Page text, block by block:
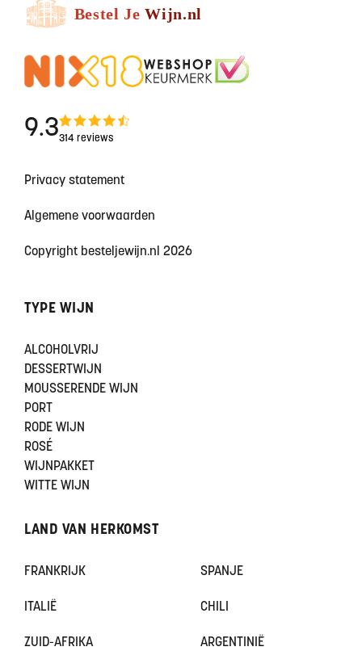
9.3314 reviews
Privacy statement
Algemene voorwaarden
Copyright besteljewijn.nl 2026
TYPE WIJN
ALCOHOLVRIJ
DESSERTWIJN
MOUSSERENDE WIJN
PORT
RODE WIJN
ROSÉ
WIJNPAKKET
WITTE WIJN
LAND VAN HERKOMST
FRANKRIJK SPANJE
ITALIË CHILI
ZUID-AFRIKA ARGENTINIË